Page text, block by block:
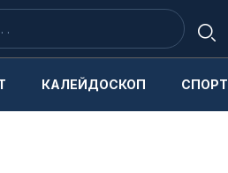
КАЛЕЙДОСКОП СПОРТ